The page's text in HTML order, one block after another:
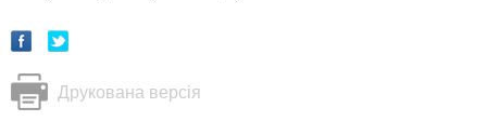
Друкована версія